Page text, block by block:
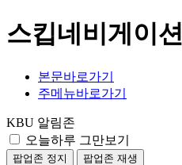
스킵네비게이션
본문바로가기
주메뉴바로가기
KBU 알림존
오늘하루 그만보기
팝업존 정지
팝업존 재생